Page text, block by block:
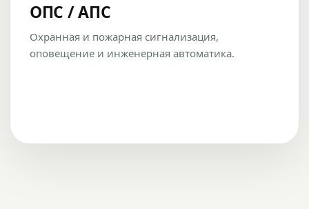
ОПС / АПС
Охранная и пожарная сигнализация,
оповещение и инженерная автоматика.